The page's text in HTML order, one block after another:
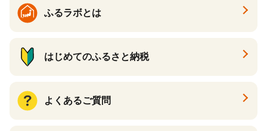
ふるラボとは
はじめてのふるさと納税
よくあるご質問